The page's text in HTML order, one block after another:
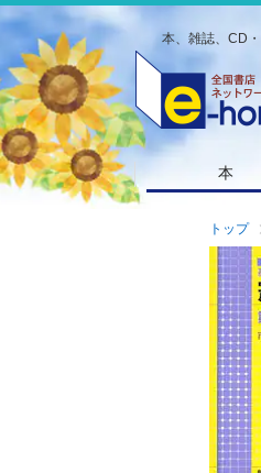
本、雑誌、CD
本
トップ